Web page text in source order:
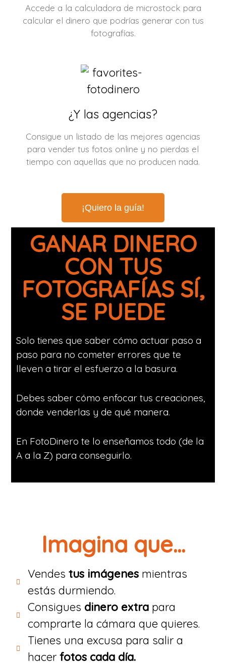
Accede a la calculadora de microstock para
calcular el dinero que podrías generar con tus
fotografías.
¿Y las agencias?
Consigue un listado de las mejores agencias
para vender tus fotos online y no pierdas el
tiempo con aquellas que no producen nada.
¡Quiero la guía!
GANAR DINERO
CON TUS
FOTOGRAFÍAS SÍ,
SE PUEDE
Solo tienes que saber cómo actuar paso a
paso para no cometer errores que te
lleven a tirar el esfuerzo a la basura.
Debes saber cómo enfocar tus creaciones,
donde venderlas y de qué manera.
En FotoDinero te lo enseñamos todo (de la
A a la Z) para conseguirlo.
Imagina que...
Vendes tus imágenesmientras
estás durmiendo.
Consigues dinero extrapara
comprarte la cámara que quieres.
Tienes una excusa para salir a
hacer fotos cada día.